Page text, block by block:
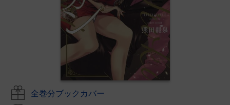
全巻分ブックカバー